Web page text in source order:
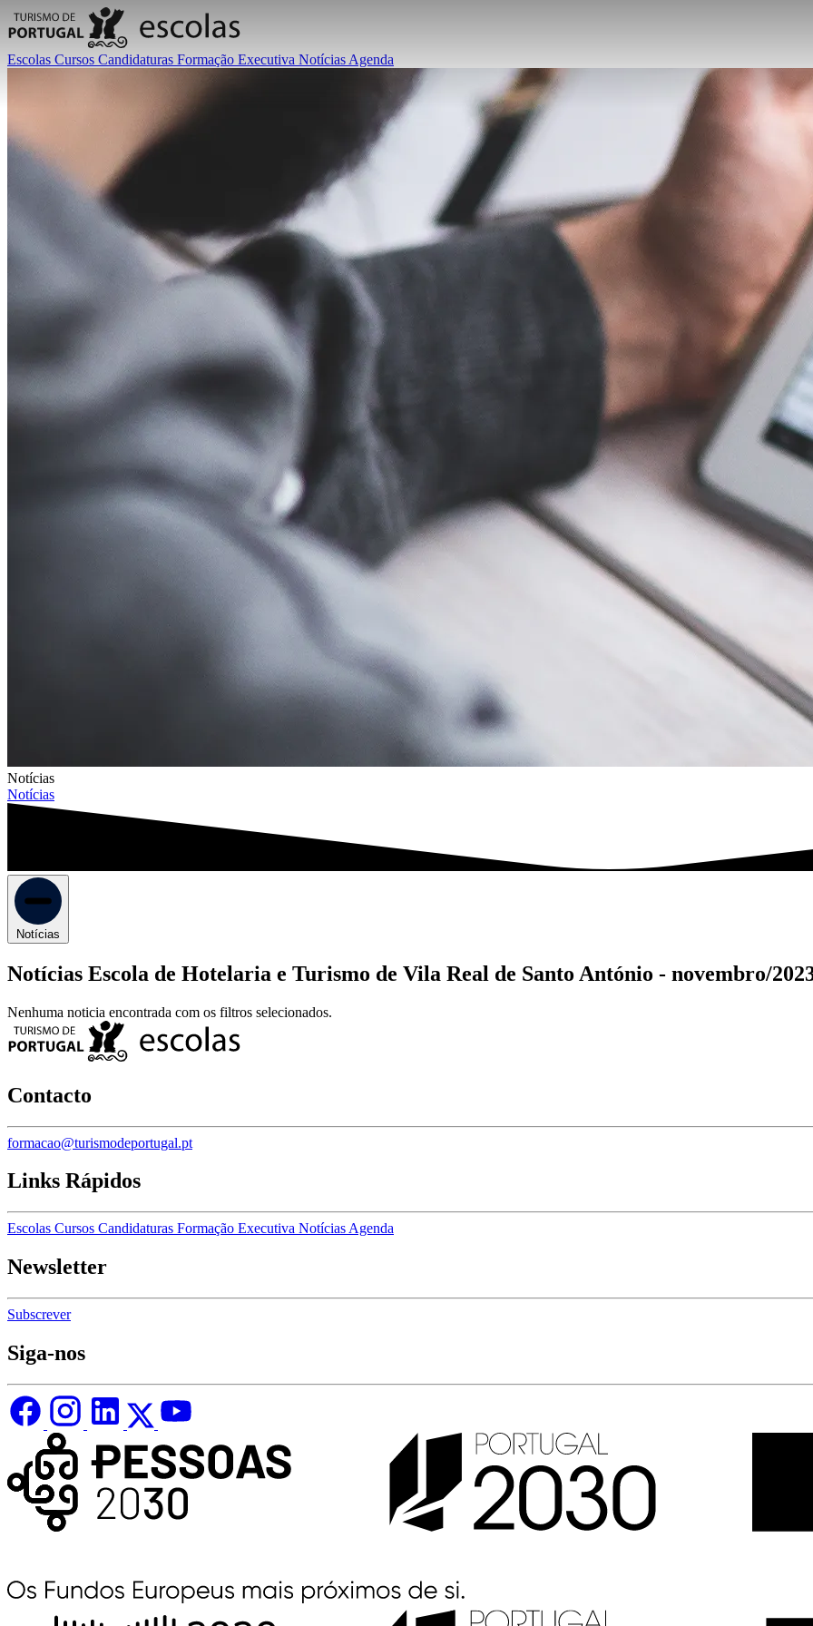
Escolas Cursos Candidaturas Formação Executiva Notícias Agenda
Notícias
Notícias
Notícias
Notícias Escola de Hotelaria e Turismo de Vila Real de Santo António - novembro/
Nenhuma noticia encontrada com os filtros selecionados.
Contacto
formacao@turismodeportugal.pt
Links Rápidos
Escolas Cursos Candidaturas Formação Executiva Notícias Agenda
Newsletter
Subscrever
Siga-nos